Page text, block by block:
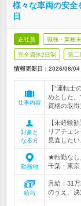
様々な車両の安全
日
正社員 職種・業種
完全週休2日制 第二
情報更新日：2026/08/04
仕事内容
【”運転士
めとした
資格の取得
対象と
なる方
【未経験
リアチェ
見直したい
勤務地
★転勤なし
千葉・東
給与
月給：31
のうえ、